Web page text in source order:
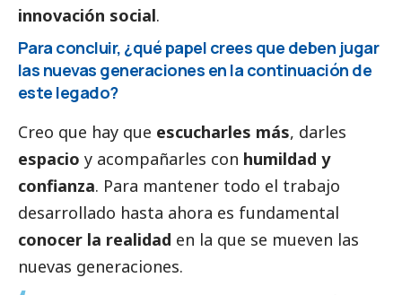
innovación social.
Para concluir, ¿qué papel crees que deben jugar
las nuevas generaciones en la continuación de
este legado?
Creo que hay que escucharles más, darles
espacio y acompañarles con humildad y
confianza. Para mantener todo el trabajo
desarrollado hasta ahora es fundamental
conocer la realidad en la que se mueven las
nuevas generaciones.